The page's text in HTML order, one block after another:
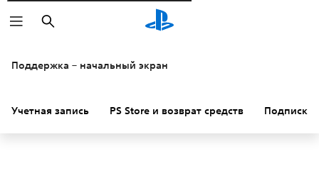
Поиск
Поддержка – начальный экран
Учетная запись PS Store и возврат средств Подписки